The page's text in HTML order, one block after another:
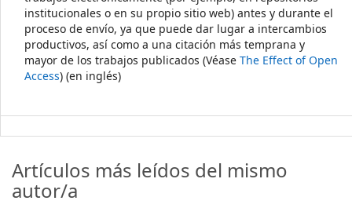
institucionales o en su propio sitio web) antes y durante el
proceso de envío, ya que puede dar lugar a intercambios
productivos, así como a una citación más temprana y
mayor de los trabajos publicados (Véase The Effect of Open
Access) (en inglés)
Artículos más leídos del mismo
autor/a